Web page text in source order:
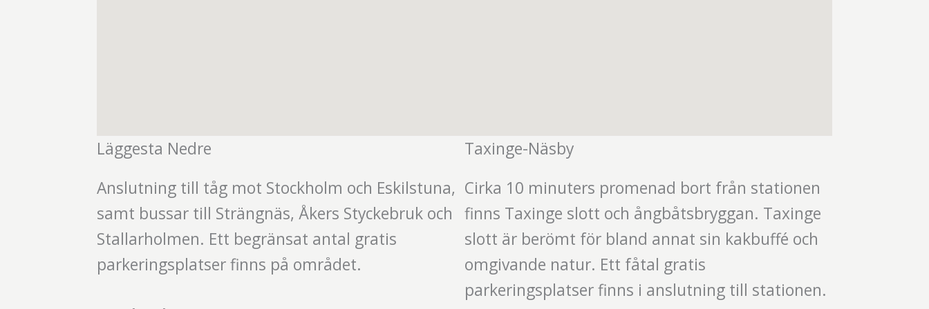
Läggesta Nedre
Anslutning till tåg mot Stockholm och Eskilstuna,
samt bussar till Strängnäs, Åkers Styckebruk och
Stallarholmen. Ett begränsat antal gratis
parkeringsplatser finns på området.
Taxinge-Näsby
Cirka 10 minuters promenad bort från stationen
finns Taxinge slott och ångbåtsbryggan. Taxinge
slott är berömt för bland annat sin kakbuffé och
omgivande natur. Ett fåtal gratis
parkeringsplatser finns i anslutning till stationen.